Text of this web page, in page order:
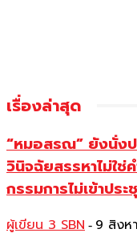
เรื่องล่าสุด
“หมอสรณ” ยังนั่ง
วินิจฉัยสรรหาไม่ใ
กรรมการไม่เข้าปร
ผู้เขียน 3 SBN - 9 สิงห